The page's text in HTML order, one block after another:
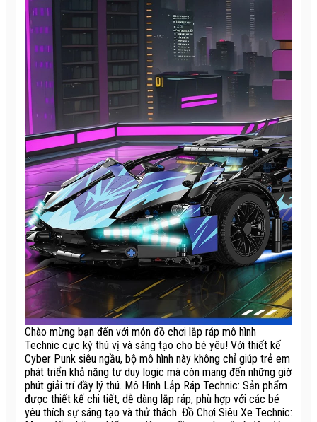
Chào mừng bạn đến với món đồ chơi lắp ráp mô hình
Technic cực kỳ thú vị và sáng tạo cho bé yêu! Với thiết kế
Cyber Punk siêu ngầu, bộ mô hình này không chỉ giúp trẻ em
phát triển khả năng tư duy logic mà còn mang đến những giờ
phút giải trí đầy lý thú. Mô Hình Lắp Ráp Technic: Sản phẩm
được thiết kế chi tiết, dễ dàng lắp ráp, phù hợp với các bé
yêu thích sự sáng tạo và thử thách. Đồ Chơi Siêu Xe Technic: